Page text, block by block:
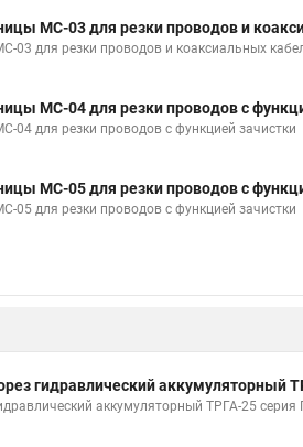
MC-03 для резки проводов и
03 для резки проводов и коаксиальных
MC-04 для резки проводов с
04 для резки проводов с функцией
MC-05 для резки проводов с
05 для резки проводов с функцией
гидравлический аккумуляторный
аккумуляторный ТРГА-25